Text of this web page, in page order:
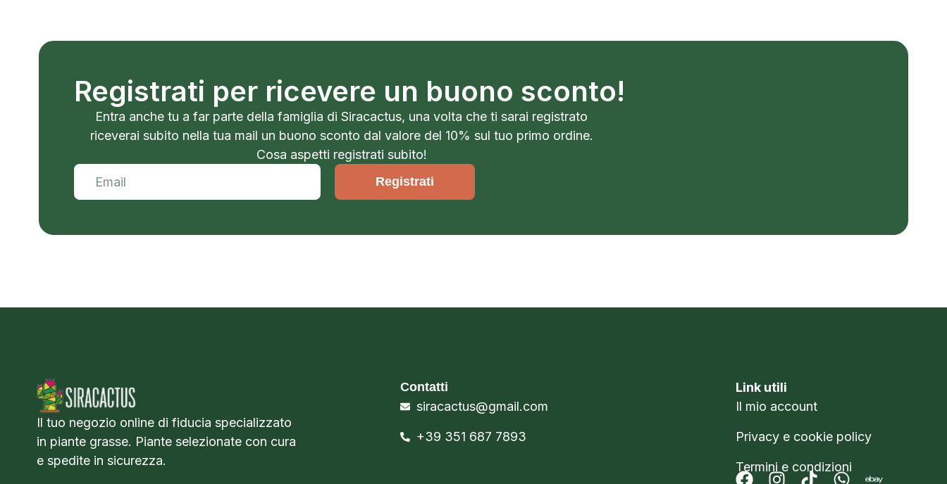
Registrati per ricevere un buono sconto!
Entra anche tu a far parte della famiglia di Siracactus, una volta che ti sarai registrato
riceverai subito nella tua mail un buono sconto dal valore del 10% sul tuo primo ordine.
Cosa aspetti registrati subito!
Registrati
Il tuo negozio online di fiducia specializzato
in piante grasse. Piante selezionate con cura
e spedite in sicurezza.
Contatti
siracactus@gmail.com
+39 351 687 7893
Link utili
Il mio account
Privacy e cookie policy
Termini e condizioni